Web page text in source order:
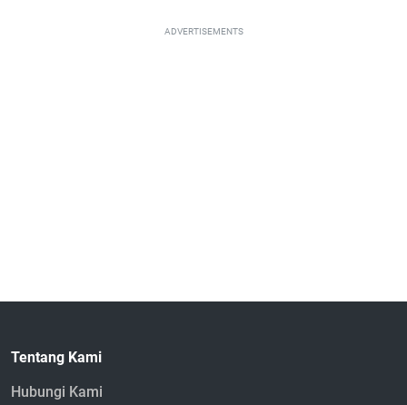
ADVERTISEMENTS
Tentang Kami
Hubungi Kami